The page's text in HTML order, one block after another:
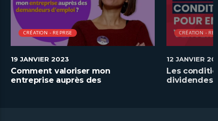
CRÉATION - REPRISE
19 JANVIER 2023
Comment valoriser mon
entreprise auprès des
CRÉATION -
12 JANVIER
Les
dividendes